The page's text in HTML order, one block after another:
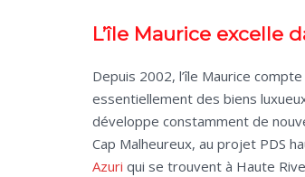
L’île Maurice excelle
Depuis 2002, l’île Maurice
essentiellement des biens
développe constamment de
Cap Malheureux, au projet PDS
Azuri qui se trouvent à Haute